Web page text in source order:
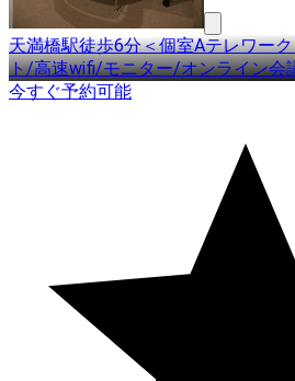
天満橋駅徒歩6分＜個室Aテレワー
ト/高速wifi/モニター/オンライン会
今すぐ予約可能